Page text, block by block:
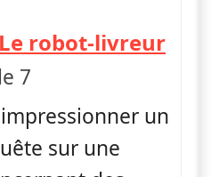
robot-livreur—
7
un
sur une